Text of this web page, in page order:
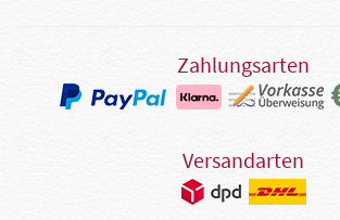
Zahlungsarten
Versandarten